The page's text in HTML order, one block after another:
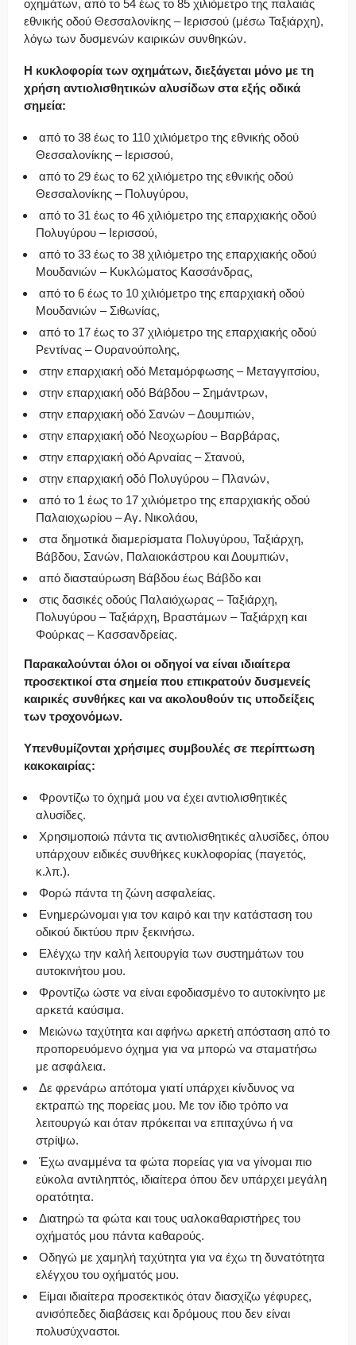
οχημάτων, από το 54 έως το 85 χιλιόμετρο της παλαιάς
εθνικής οδού Θεσσαλονίκης – Ιερισσού (μέσω Ταξιάρχη),
λόγω των δυσμενών καιρικών συνθηκών.
Η κυκλοφορία των οχημάτων, διεξάγεται μόνο με τη
χρήση αντιολισθητικών αλυσίδων στα εξής οδικά
σημεία:
από το 38 έως το 110 χιλιόμετρο της εθνικής οδού
Θεσσαλονίκης – Ιερισσού,
από το 29 έως το 62 χιλιόμετρο της εθνικής οδού
Θεσσαλονίκης – Πολυγύρου,
από το 31 έως το 46 χιλιόμετρο της επαρχιακής οδού
Πολυγύρου – Ιερισσού,
από το 33 έως το 38 χιλιόμετρο της επαρχιακής οδού
Μουδανιών – Κυκλώματος Κασσάνδρας,
από το 6 έως το 10 χιλιόμετρο της επαρχιακή οδού
Μουδανιών – Σιθωνίας,
από το 17 έως το 37 χιλιόμετρο της επαρχιακής οδού
Ρεντίνας – Ουρανούπολης,
στην επαρχιακή οδό Μεταμόρφωσης – Μεταγγιτσίου,
στην επαρχιακή οδό Βάβδου – Σημάντρων,
στην επαρχιακή οδό Σανών – Δουμπιών,
στην επαρχιακή οδό Νεοχωρίου – Βαρβάρας,
στην επαρχιακή οδό Αρναίας – Στανού,
στην επαρχιακή οδό Πολυγύρου – Πλανών,
από το 1 έως το 17 χιλιόμετρο της επαρχιακής οδού
Παλαιοχωρίου – Αγ. Νικολάου,
στα δημοτικά διαμερίσματα Πολυγύρου, Ταξιάρχη,
Βάβδου, Σανών, Παλαιοκάστρου και Δουμπιών,
από διασταύρωση Βάβδου έως Βάβδο και
στις δασικές οδούς Παλαιόχωρας – Ταξιάρχη,
Πολυγύρου – Ταξιάρχη, Βραστάμων – Ταξιάρχη και
Φούρκας – Κασσανδρείας.
Παρακαλούνται όλοι οι οδηγοί να είναι ιδιαίτερα
προσεκτικοί στα σημεία που επικρατούν δυσμενείς
καιρικές συνθήκες και να ακολουθούν τις υποδείξεις
των τροχονόμων.
Υπενθυμίζονται χρήσιμες συμβουλές σε περίπτωση
κακοκαιρίας:
Φροντίζω το όχημά μου να έχει αντιολισθητικές
αλυσίδες.
Χρησιμοποιώ πάντα τις αντιολισθητικές αλυσίδες, όπου
υπάρχουν ειδικές συνθήκες κυκλοφορίας (παγετός,
κ.λπ.).
Φορώ πάντα τη ζώνη ασφαλείας.
Ενημερώνομαι για τον καιρό και την κατάσταση του
οδικού δικτύου πριν ξεκινήσω.
Ελέγχω την καλή λειτουργία των συστημάτων του
αυτοκινήτου μου.
Φροντίζω ώστε να είναι εφοδιασμένο το αυτοκίνητο με
αρκετά καύσιμα.
Μειώνω ταχύτητα και αφήνω αρκετή απόσταση από το
προπορευόμενο όχημα για να μπορώ να σταματήσω
με ασφάλεια.
Δε φρενάρω απότομα γιατί υπάρχει κίνδυνος να
εκτραπώ της πορείας μου. Με τον ίδιο τρόπο να
λειτουργώ και όταν πρόκειται να επιταχύνω ή να
στρίψω.
Έχω αναμμένα τα φώτα πορείας για να γίνομαι πιο
εύκολα αντιληπτός, ιδιαίτερα όπου δεν υπάρχει μεγάλη
ορατότητα.
Διατηρώ τα φώτα και τους υαλοκαθαριστήρες του
οχήματός μου πάντα καθαρούς.
Οδηγώ με χαμηλή ταχύτητα για να έχω τη δυνατότητα
ελέγχου του οχήματός μου.
Είμαι ιδιαίτερα προσεκτικός όταν διασχίζω γέφυρες,
ανισόπεδες διαβάσεις και δρόμους που δεν είναι
πολυσύχναστοι.